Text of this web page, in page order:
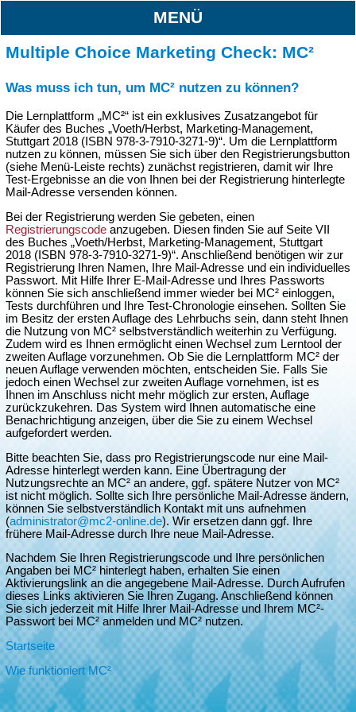
MENÜ
Multiple Choice Marketing Check: MC²
Was muss ich tun, um MC² nutzen zu können?
Die Lernplattform „MC²“ ist ein exklusives Zusatzangebot für
Käufer des Buches „Voeth/Herbst, Marketing-Management,
Stuttgart 2018 (ISBN 978-3-7910-3271-9)“. Um die Lernplattform
nutzen zu können, müssen Sie sich über den Registrierungsbutton
(siehe Menü-Leiste rechts) zunächst registrieren, damit wir Ihre
Test-Ergebnisse an die von Ihnen bei der Registrierung hinterlegte
Mail-Adresse versenden können.
Bei der Registrierung werden Sie gebeten, einen
Registrierungscodeanzugeben. Diesen finden Sie auf Seite VII
des Buches „Voeth/Herbst, Marketing-Management, Stuttgart
2018 (ISBN 978-3-7910-3271-9)“. Anschließend benötigen wir zur
Registrierung Ihren Namen, Ihre Mail-Adresse und ein individuelles
Passwort. Mit Hilfe Ihrer E-Mail-Adresse und Ihres Passworts
können Sie sich anschließend immer wieder bei MC² einloggen,
Tests durchführen und Ihre Test-Chronologie einsehen. Sollten Sie
im Besitz der ersten Auflage des Lehrbuchs sein, dann steht Ihnen
die Nutzung von MC² selbstverständlich weiterhin zu Verfügung.
Zudem wird es Ihnen ermöglicht einen Wechsel zum Lerntool der
zweiten Auflage vorzunehmen. Ob Sie die Lernplattform MC² der
neuen Auflage verwenden möchten, entscheiden Sie. Falls Sie
jedoch einen Wechsel zur zweiten Auflage vornehmen, ist es
Ihnen im Anschluss nicht mehr möglich zur ersten, Auflage
zurückzukehren. Das System wird Ihnen automatische eine
Benachrichtigung anzeigen, über die Sie zu einem Wechsel
aufgefordert werden.
Bitte beachten Sie, dass pro Registrierungscode nur eine Mail-
Adresse hinterlegt werden kann. Eine Übertragung der
Nutzungsrechte an MC² an andere, ggf. spätere Nutzer von MC²
ist nicht möglich. Sollte sich Ihre persönliche Mail-Adresse ändern,
können Sie selbstverständlich Kontakt mit uns aufnehmen
(administrator@mc2-online.de). Wir ersetzen dann ggf. Ihre
frühere Mail-Adresse durch Ihre neue Mail-Adresse.
Nachdem Sie Ihren Registrierungscode und Ihre persönlichen
Angaben bei MC² hinterlegt haben, erhalten Sie einen
Aktivierungslink an die angegebene Mail-Adresse. Durch Aufrufen
dieses Links aktivieren Sie Ihren Zugang. Anschließend können
Sie sich jederzeit mit Hilfe Ihrer Mail-Adresse und Ihrem MC²-
Passwort bei MC² anmelden und MC² nutzen.
Startseite
Wie funktioniert MC²